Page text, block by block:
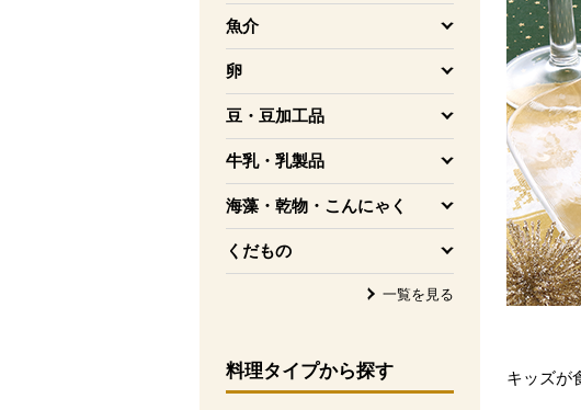
魚介
を開く
卵
を開く
豆・豆加工品
を開く
牛乳・乳製品
を開く
海藻・乾物・こんにゃく
を開く
くだもの
を開く
一覧を見る
料理タイプから探す キッズが